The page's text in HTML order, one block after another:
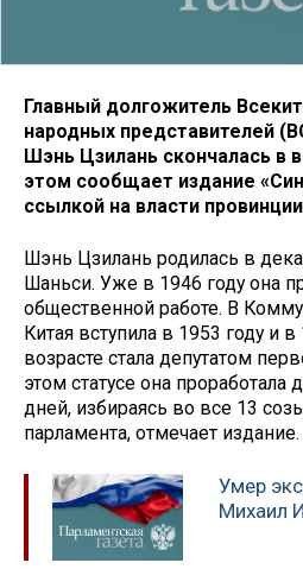
Главный долгожитель
народных представителей
Шэнь Цзилань скончалась в
этом сообщает издание
ссылкой на власти
Шэнь Цзилань родилась в
Шаньси. Уже в 1946 году она
общественной работе. В
Китая вступила в 1953 году и
возрасте стала депутатом
этом статусе она
дней, избираясь во все 13
парламента, отмечает издание.
Умер
Михаил